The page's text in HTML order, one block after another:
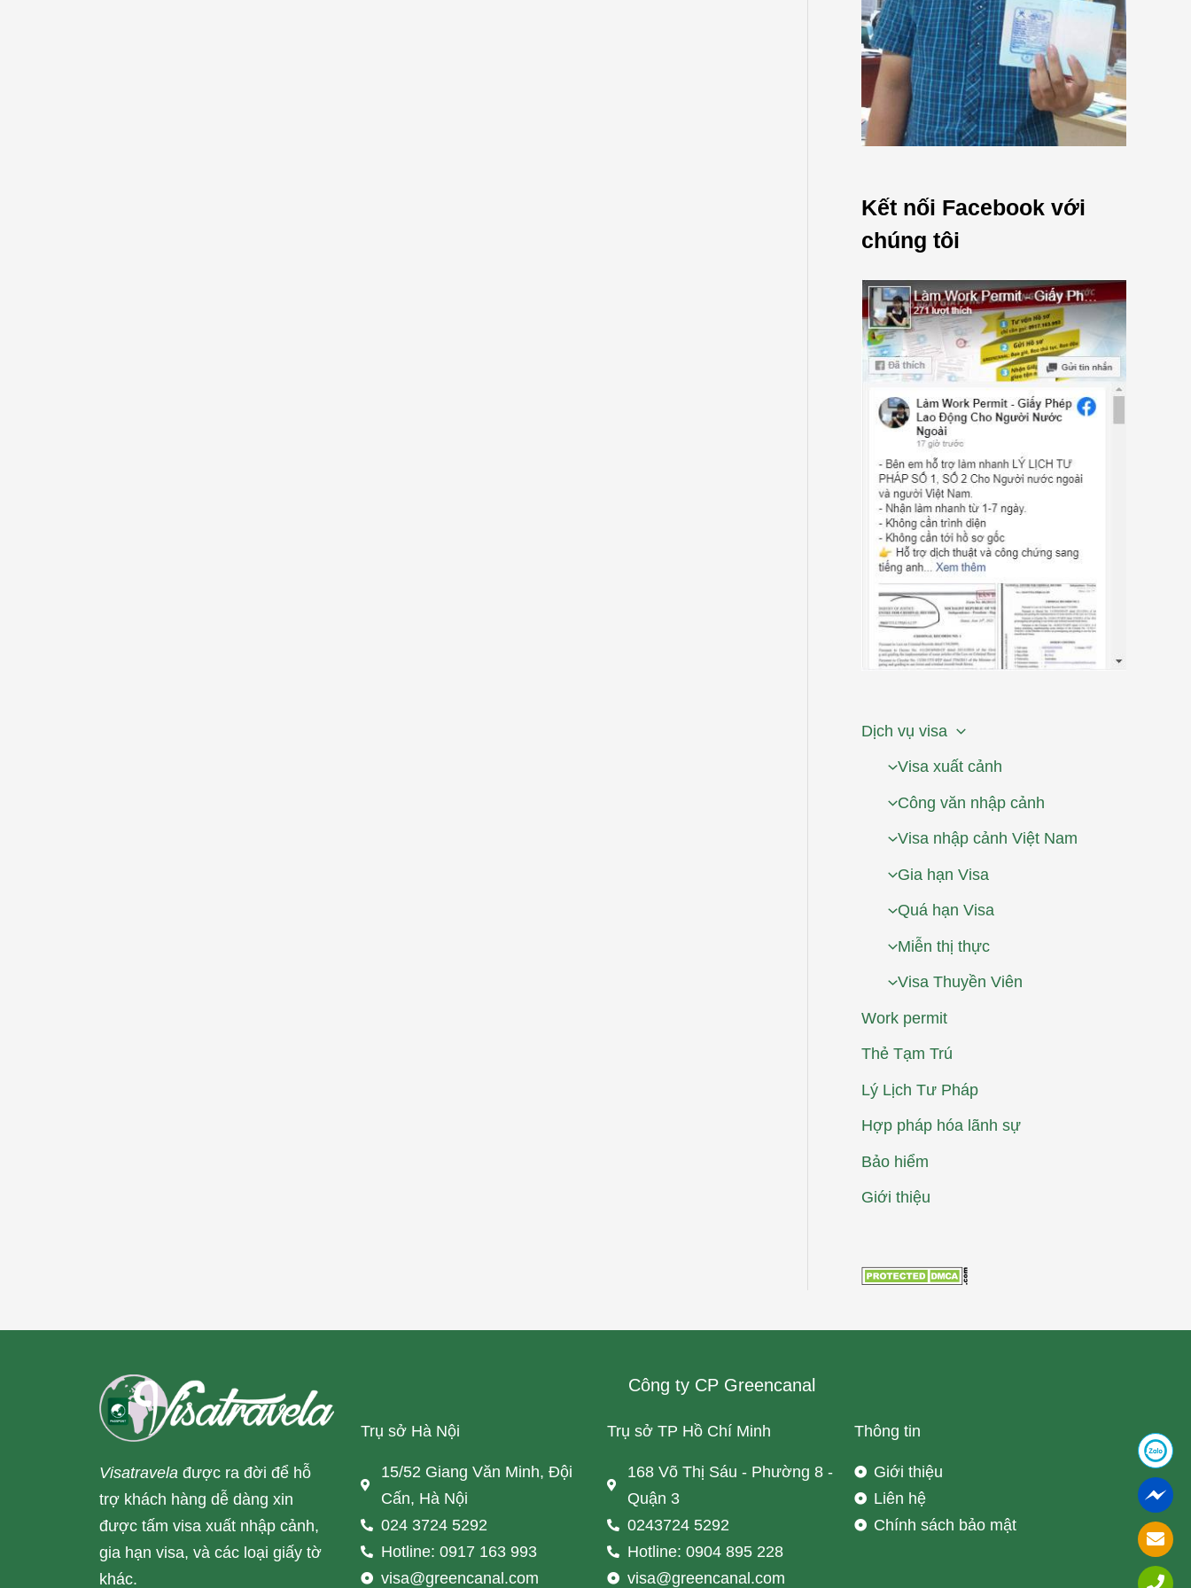
Kết nối Facebook với
chúng tôi
Dịch vụ visa
Visa xuất cảnh
Công văn nhập cảnh
Visa nhập cảnh Việt Nam
Gia hạn Visa
Quá hạn Visa
Miễn thị thực
Visa Thuyền Viên
Work permit
Thẻ Tạm Trú
Lý Lịch Tư Pháp
Hợp pháp hóa lãnh sự
Bảo hiểm
Giới thiệu
Visatravela được ra đời để hỗ
trợ khách hàng dễ dàng xin
được tấm visa xuất nhập cảnh,
gia hạn visa, và các loại giấy tờ
khác.
Công ty CP Greencanal
Trụ sở Hà Nội
15/52 Giang Văn Minh, Đội
Cấn, Hà Nội
024 3724 5292
Hotline: 0917 163 993
visa@greencanal.com
Trụ sở TP Hồ Chí Minh
168 Võ Thị Sáu - Phường 8 -
Quận 3
0243724 5292
Hotline: 0904 895 228
visa@greencanal.com
Thông tin
Giới thiệu
Liên hệ
Chính sách bảo mật